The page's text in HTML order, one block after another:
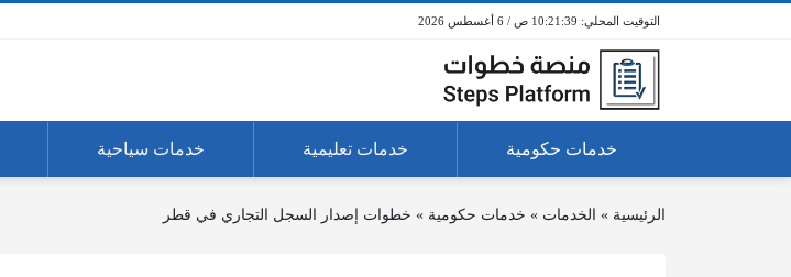
10:21:39 ص / 6 أغسطس 2026
خدمات حكومية خدمات تعليمية خدمات سياحية
الرئيسية » الخدمات » خدمات حكومية » خطوات إصدار السجل التجاري في قطر